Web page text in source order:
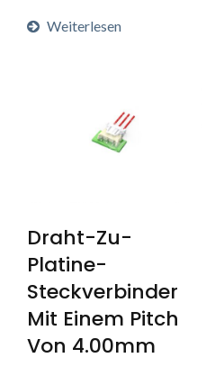
Weiterlesen
Draht-Zu-
Platine-
Steckverbinder
Mit Einem Pitch
Von 4.00mm